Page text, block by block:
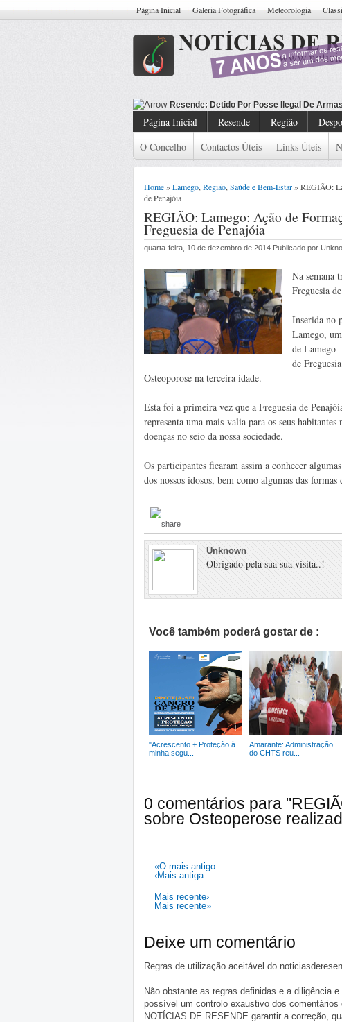
Página Inicial Galeria Fotográfica Meteorologia
Resen
Página Inicial Resende Região
O Concelho
Contactos Úteis Links Úteis
Home»Lamego Região Saúde e Bem-Estar» REGIÃO:
de Penajóia
REGIÃO: Lamego: Ação de
Freguesia de Penajóia
quarta-feira, 10 de dezembro de 2014 Publicado por
Na semana
Freguesia
Inserida no
Lamego,
de Lamego
de
Osteoporose na terceira idade.
Esta foi a primeira vez que a Freguesia de
representa uma mais-valia para os seus
doenças no seio da nossa sociedade.
Os participantes ficaram assim a conhecer
dos nossos idosos, bem como algumas das
Unknown
Obrigado pela sua sua visita..!
Você também poderá gostar de :
"Acrescento + Proteção à
minha segu...
Amarante: Administração
do CHTS reu...
0 comentários para
sobre Osteoperose
«O mais antigo
‹Mais antiga
Mais recente›
Mais recente»
Deixe um comentário
Regras de utilização aceitável do
Não obstante as regras definidas e a diligência
possível um controlo exaustivo dos
NOTÍCIAS DE RESENDE garantir a correção,